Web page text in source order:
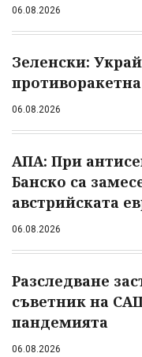
06.08.2026
Зеленски:
06.08.2026
АПА: При
Банско са
австрийската
06.08.2026
Разследване
съветник на
пандемията
06.08.2026